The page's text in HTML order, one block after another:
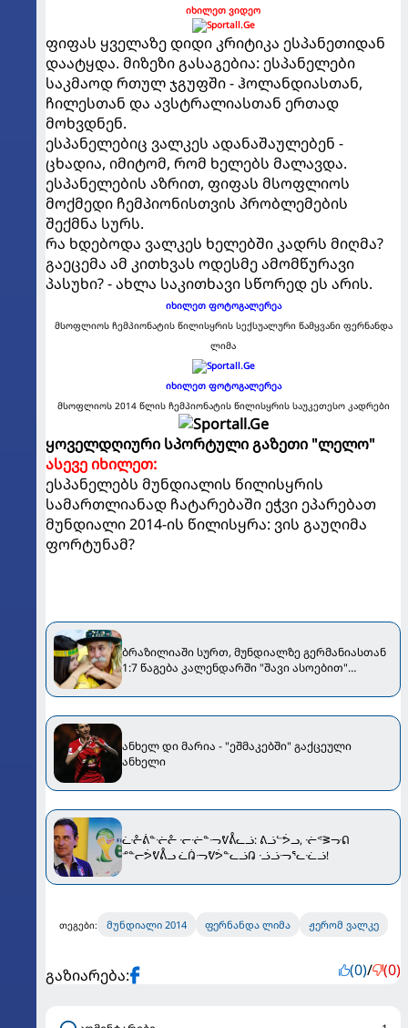
იხილეთ ვიდეო
ფიფას ყველაზე დიდი კრიტიკა ესპანეთიდან
დაატყდა. მიზეზი გასაგებია: ესპანელები
საკმაოდ რთულ ჯგუფში - ჰოლანდიასთან,
ჩილესთან და ავსტრალიასთან ერთად
მოხვდნენ.
ესპანელებიც ვალკეს ადანაშაულებენ -
ცხადია, იმიტომ, რომ ხელებს მალავდა.
ესპანელების აზრით, ფიფას მსოფლიოს
მოქმედი ჩემპიონისთვის პრობლემების
შექმნა სურს.
რა ხდებოდა ვალკეს ხელებში კადრს მიღმა?
გაეცემა ამ კითხვას ოდესმე ამომწურავი
პასუხი? - ახლა საკითხავი სწორედ ეს არის.
იხილეთ ფოტოგალერეა
მსოფლიოს ჩემპიონატის წილისყრის სექსუალური წამყვანი ფერნანდა
ლიმა
იხილეთ ფოტოგალერეა
მსოფლიოს 2014 წლის ჩემპიონატის წილისყრის საუკეთესო კადრები
ყოველდღიური სპორტული გაზეთი "ლელო"
ასევე იხილეთ:
ესპანელებს მუნდიალის წილისყრის
სამართლიანად ჩატარებაში ეჭვი ეპარებათ
მუნდიალი 2014-ის წილისყრა: ვის გაუღიმა
ფორტუნამ?
ბრაზილიაში სურთ, მუნდიალზე გერმანიასთან
1:7 წაგება კალენდარში "შავი ასოებით"
ანხელ დი მარია - "ეშმაკებში" გაქცეული
ანხელი
ᓩᓔᕖᓐᓠᓔ ᓞᓠᓐᓜᕓᕔᓚᓘ: ᕕᓘᓪᕘᓗ, ᓠᕝᕒᓝᕠ
ᓒᓐᓕᕘᕓᕔᓗ ᓛᕣᓜᕓᕘᓐᓚᓘᕡ ᓤᓘᓜᕐᓚᓨᓘ!
თეგები: მუნდიალი 2014 ფერნანდა ლიმა ჟერომ ვალკე
გაზიარება: (0)/ (0)